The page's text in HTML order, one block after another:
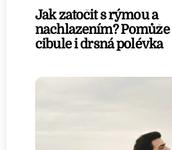
Jak zatočit s rýmou a
nachlazením? Pomůže
cibule i drsná polévka